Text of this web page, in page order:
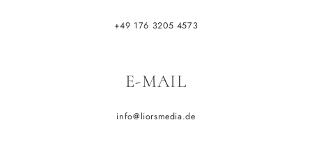
+49 176 3205 4573
E-MAIL
info@liorsmedia.de